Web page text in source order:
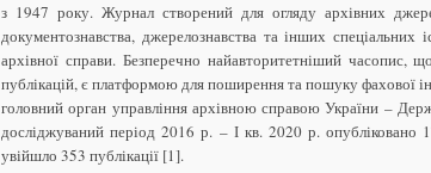
з 1947 року. Журнал створений для огляду архівних
документознавства, джерелознавства та інших спеціальних
архівної справи. Безперечно найавторитетніший часопис,
публікацій, є платформою для поширення та пошуку фахової
головний орган управління архівною справою України –
досліджуваний період 2016 р. – І кв. 2020 р. опубліковано
увійшло 353 публікації [1].